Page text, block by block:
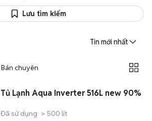
Lưu tìm kiếm
Tin mới nhất
Bán chuyên
Tủ Lạnh Aqua Inverter 516L new 90%
Đã sử dụng > 500 lít